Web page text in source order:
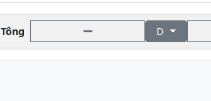
Tông D